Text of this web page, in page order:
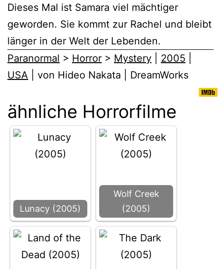
Dieses Mal ist Samara viel mächtiger
geworden. Sie kommt zur Rachel und bleibt
länger in der Welt der Lebenden.
Paranormal > Horror > Mystery 2005
USA | von Hideo Nakata | DreamWorks
ähnliche Horrorfilme
Lunacy (2005)
Wolf Creek
(2005)